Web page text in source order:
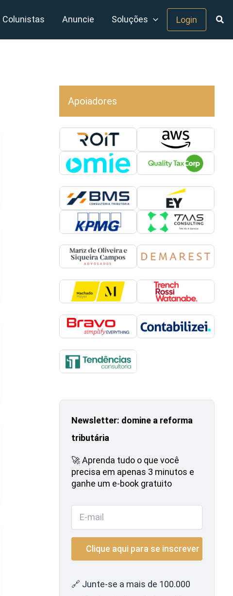
Colunistas Anuncie Soluções Login
Apoiadores
Newsletter: domine a reforma
tributária
🚀 Aprenda tudo o que você
precisa em apenas 3 minutos e
ganhe um e-book gratuito
🔗 Junte-se a mais de 100.000